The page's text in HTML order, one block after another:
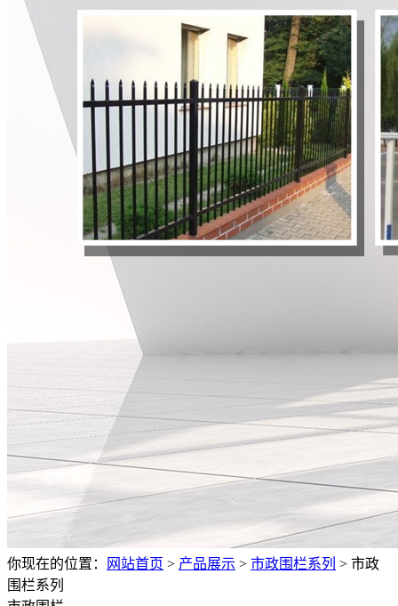
你现在的位置： 网站首页 > 产品展示 > 市政围栏系列 > 市政
围栏系列